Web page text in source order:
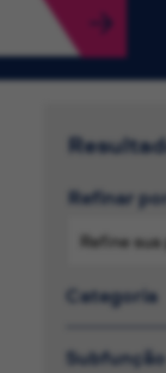
Refinar
Categoria
Subfunção